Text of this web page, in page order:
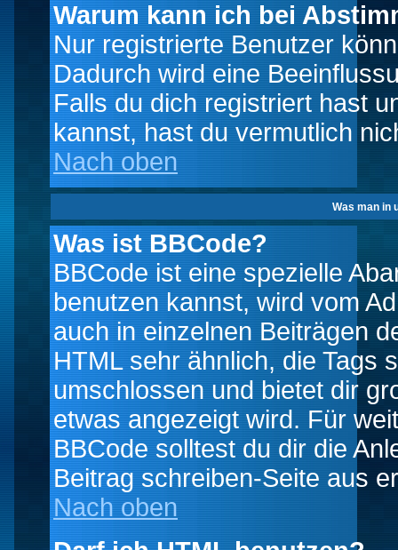
Warum kann ich bei
Nur registrierte Benutzer
Dadurch wird eine
Falls du dich registriert hast
kannst, hast du vermutlich
Nach oben
Was man in
Was ist BBCode?
BBCode ist eine spezielle
benutzen kannst, wird vom
auch in einzelnen Beiträgen
HTML sehr ähnlich, die Tags
umschlossen und bietet dir
etwas angezeigt wird. Für
BBCode solltest du dir die
Beitrag schreiben-Seite aus
Nach oben